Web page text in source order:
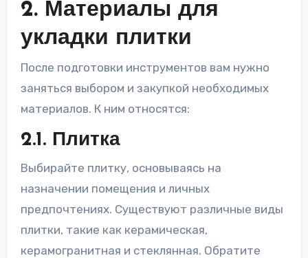
2. Материалы для
укладки плитки
После подготовки инструментов вам нужно
заняться выбором и закупкой необходимых
материалов. К ним относятся:
2.1. Плитка
Выбирайте плитку, основываясь на
назначении помещения и личных
предпочтениях. Существуют различные виды
плитки, такие как керамическая,
керамогранитная и стеклянная. Обратите